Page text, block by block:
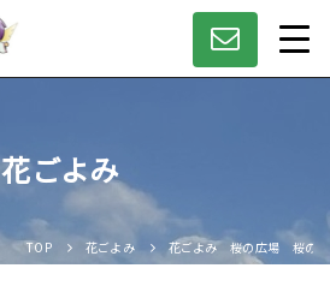
花ごよみ
TOP 花ごよみ 花ごよみ 桜の広場 桜の